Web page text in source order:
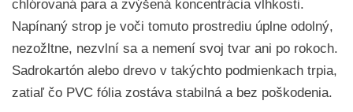
chlórovaná para a zvýšená koncentrácia vlhkosti.
Napínaný strop je voči tomuto prostrediu úplne odolný,
nezožltne, nezvlní sa a nemení svoj tvar ani po rokoch.
Sadrokartón alebo drevo v takýchto podmienkach trpia,
zatiaľ čo PVC fólia zostáva stabilná a bez poškodenia.